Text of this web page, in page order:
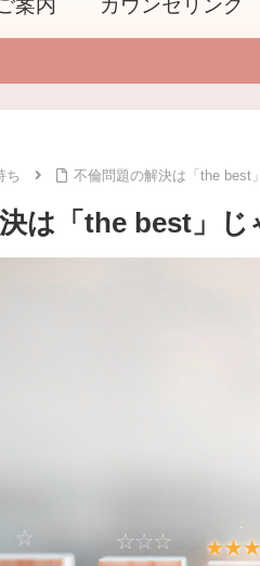
案内 カウンセリング
ち 不倫問題の解決は「the best
は「the best」